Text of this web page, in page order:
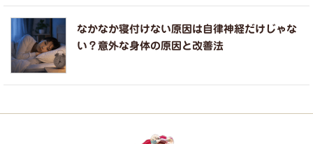
なかなか寝付けない原因は自律神経だけじゃな
い？意外な身体の原因と改善法